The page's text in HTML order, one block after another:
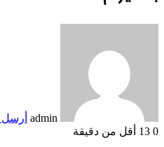
admin أرسل
0
أقل من دقيقة